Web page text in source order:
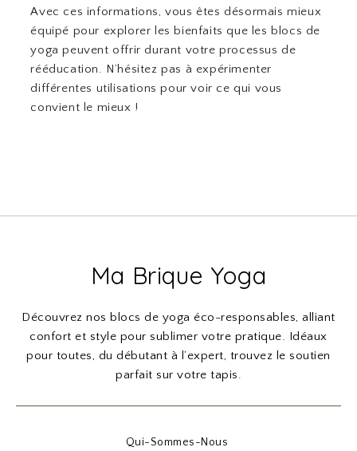
Avec ces informations, vous êtes désormais mieux
équipé pour explorer les bienfaits que les blocs de
yoga peuvent offrir durant votre processus de
rééducation. N’hésitez pas à expérimenter
différentes utilisations pour voir ce qui vous
convient le mieux !
Ma Brique Yoga
Découvrez nos blocs de yoga éco-responsables, alliant
confort et style pour sublimer votre pratique. Idéaux
pour toutes, du débutant à l’expert, trouvez le soutien
parfait sur votre tapis.
Qui-Sommes-Nous